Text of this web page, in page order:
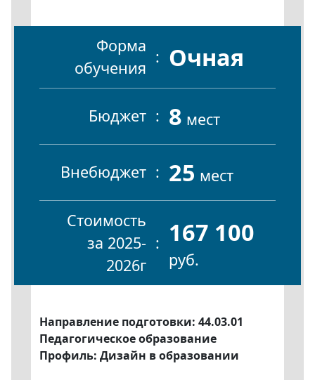
Форма
обучения
Очная
Бюджет 8 мест
Внебюджет 25 мест
Стоимость
за 2025-
2026г
167 100
руб.
Направление подготовки: 44.03.01
Педагогическое образование
Профиль: Дизайн в образовании